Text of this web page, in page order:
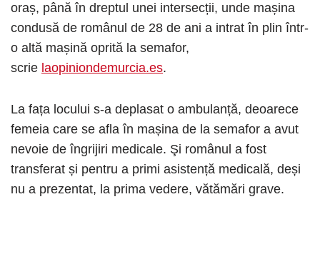
oraș, până în dreptul unei intersecții, unde mașina
condusă de românul de 28 de ani a intrat în plin într-
o altă mașină oprită la semafor,
scrie laopiniondemurcia.es.
La fața locului s-a deplasat o ambulanță, deoarece
femeia care se afla în mașina de la semafor a avut
nevoie de îngrijiri medicale. Şi românul a fost
transferat și pentru a primi asistență medicală, deși
nu a prezentat, la prima vedere, vătămări grave.